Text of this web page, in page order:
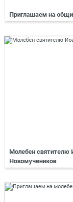
Приглашаем на
Молебен святителю
Новомучеников